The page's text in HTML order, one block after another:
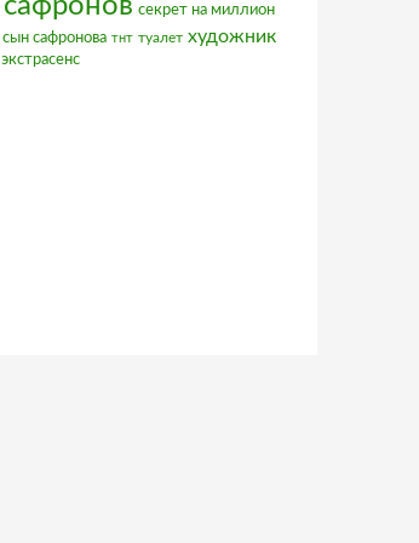
сафронов секрет на миллион
сын сафронова тнт туалет художник
экстрасенс